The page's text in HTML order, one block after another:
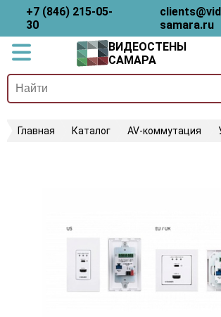
+7 (846) 215-05-
30
samara.ru
ВИДЕОСТЕНЫ
САМАРА
Главная Каталог AV-коммутация